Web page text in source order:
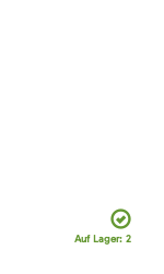
Auf Lager: 2